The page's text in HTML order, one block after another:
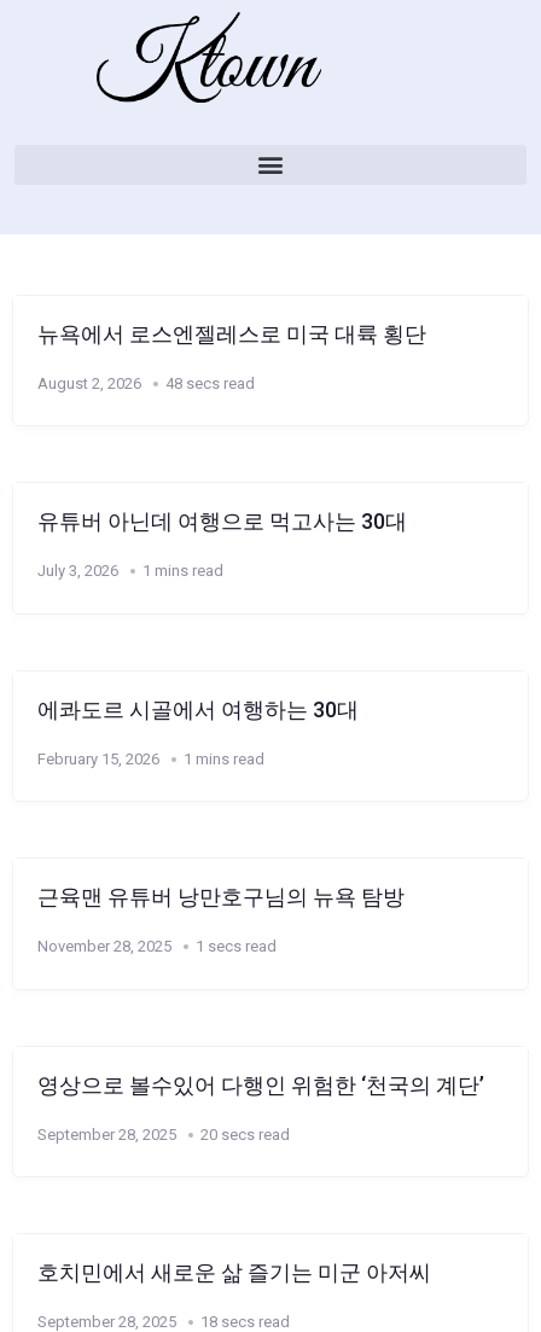
뉴욕에서 로스엔젤레스로 미국 대륙 횡단
August 2, 2026 48 secs read
유튜버 아닌데 여행으로 먹고사는 30대
July 3, 2026 1 mins read
에콰도르 시골에서 여행하는 30대
February 15, 2026 1 mins read
근육맨 유튜버 낭만호구님의 뉴욕 탐방
November 28, 2025 1 secs read
영상으로 볼수있어 다행인 위험한 ‘천국의 계단’
September 28, 2025 20 secs read
호치민에서 새로운 삶 즐기는 미군 아저씨
September 28, 2025 18 secs read